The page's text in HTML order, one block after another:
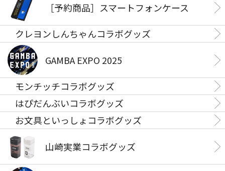
［予約商品］スマートフォンケース
クレヨンしんちゃんコラボグッズ
GAMBA EXPO 2025
モンチッチコラボグッズ
はぴだんぶいコラボグッズ
お文具といっしょコラボグッズ
山崎実業コラボグッズ